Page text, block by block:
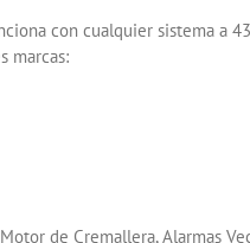
con cualquier sistema a
marcas:
de Cremallera, Alarmas